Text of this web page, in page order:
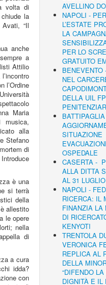
volta di
la
“Il
anche
a
Attilio
l’Ordine
Maria
musica,
alla
Stefano
di
è una
si terrà
della
allestito
le opere
nella
di
a cura
idda?
con
AVELLINO
NAPOLI -
L’ESTATE
LA
PER LO
GRATUITO
BENEVENTO
NEL
DELLA UIL
SITUAZIONE
OSPEDALE
CASERTA -
ALLA DITTA
AL 31
NAPOLI -
RICERCA: IL
FINANZIA LA
DI
KENYOTI
TRENTOLA
VERONICA
REPLICA AL
DELLA
“DIFENDO
DIGNITÀ E IL